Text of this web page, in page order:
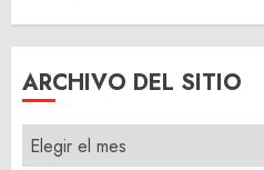
ARCHIVO DEL SITIO
ARCHIVO